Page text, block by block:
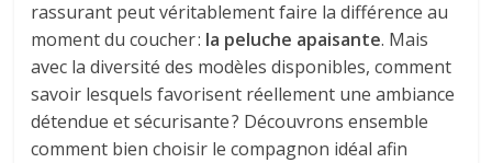
rassurant peut véritablement faire la différence au
moment du coucher : la peluche apaisante. Mais
avec la diversité des modèles disponibles, comment
savoir lesquels favorisent réellement une ambiance
détendue et sécurisante ? Découvrons ensemble
comment bien choisir le compagnon idéal afin